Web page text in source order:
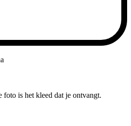
is het kleed dat je ontvangt.